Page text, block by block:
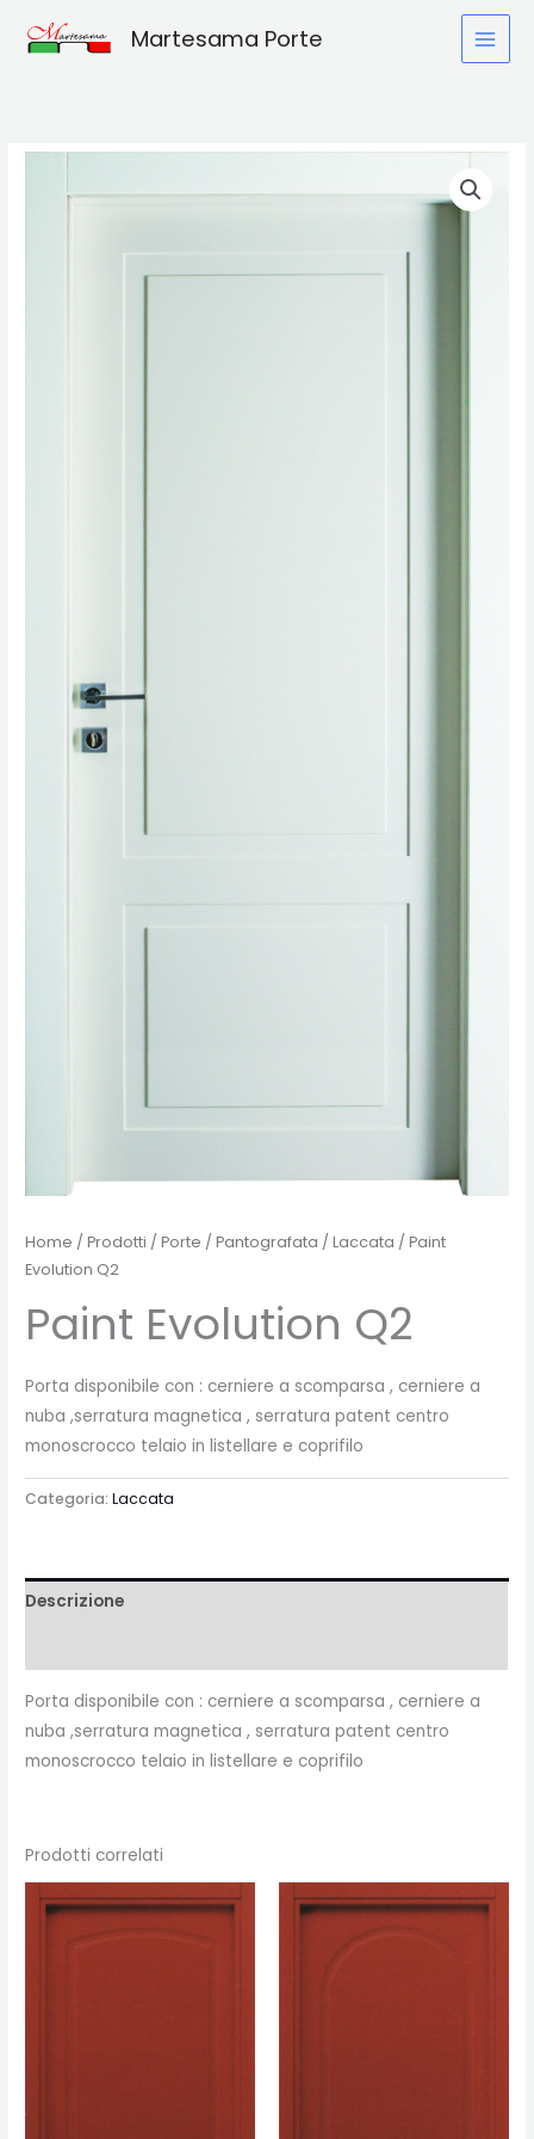
Martesama Porte
Home /Prodotti /Porte /Pantografata /Laccata / Paint
Evolution Q2
Paint Evolution Q2
Porta disponibile con : cerniere a scomparsa , cerniere a
nuba ,serratura magnetica , serratura patent centro
monoscrocco telaio in listellare e coprifilo
Categoria:Laccata
Descrizione
Porta disponibile con : cerniere a scomparsa , cerniere a
nuba ,serratura magnetica , serratura patent centro
monoscrocco telaio in listellare e coprifilo
Prodotti correlati